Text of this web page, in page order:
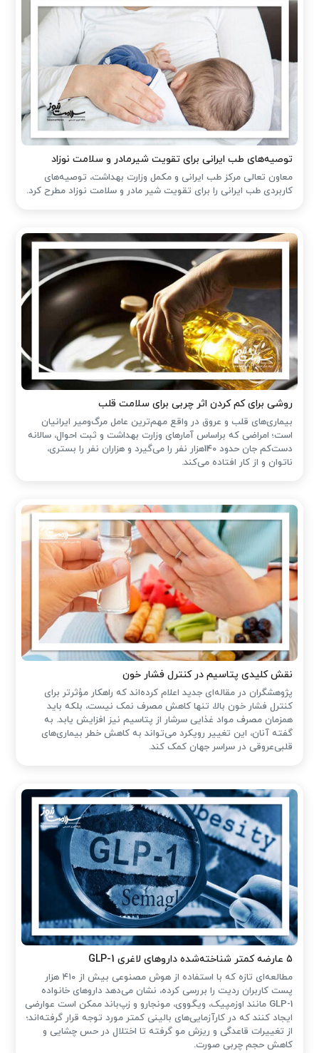
توصیه‌های طب ایرانی برای تقویت شیرمادر و سلامت نوزاد
معاون تعالی مرکز طب ایرانی و مکمل وزارت بهداشت، توصیه‌های
کاربردی طب ایرانی را برای تقویت شیر مادر و سلامت نوزاد مطرح کرد.
روشی برای کم کردن اثر چربی برای سلامت قلب
بیماری‌های قلب و عروق در واقع مهم‌ترین عامل مرگ‌ومیر ایرانیان
است؛ امراضی که براساس آمارهای وزارت بهداشت و ثبت احوال، سالانه
دست‌کم جان حدود 140هزار نفر را می‌گیرد و هزاران نفر را بستری،
ناتوان و از کار افتاده می‌کند.
نقش کلیدی پتاسیم در کنترل فشار خون
پژوهشگران در مقاله‌ای جدید اعلام کرده‌اند که راهکار مؤثرتر برای
کنترل فشار خون بالا، تنها کاهش مصرف نمک نیست، بلکه باید
همزمان مصرف مواد غذایی سرشار از پتاسیم نیز افزایش یابد. به
گفته آنان، این تغییر رویکرد می‌تواند به کاهش خطر بیماری‌های
قلبی‌عروقی در سراسر جهان کمک کند.
۵ عارضه کمتر شناخته‌شده داروهای لاغری GLP-1
مطالعه‌ای تازه که با استفاده از هوش مصنوعی بیش از ۴۱۰ هزار
پست کاربران ردیت را بررسی کرده، نشان می‌دهد داروهای خانواده
GLP-1 مانند اوزمپیک، ویگووی، مونجارو و زپ‌باند ممکن است عوارضی
ایجاد کنند که در کارآزمایی‌های بالینی کمتر مورد توجه قرار گرفته‌اند؛
از تغییرات قاعدگی و ریزش مو گرفته تا اختلال در حس چشایی و
کاهش حجم چربی صورت.